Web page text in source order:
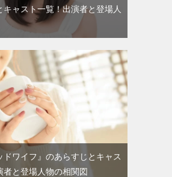
キャスト一覧！出演者と登場人
ドワイフ』のあらすじとキャス
者と登場人物の相関図